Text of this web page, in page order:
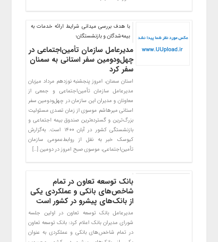
با هدف بررسی میدانی شرایط ارائه خدمات به
بیمه‌شدگان و بازنشستگان؛
مدیرعامل سازمان تأمین‌اجتماعی در
چهل‌و‌دومین سفر استانی به سمنان
سفر کرد
استان سمنان، امروز پنجشنبه نوزدهم مرداد میزبان
مدیرعامل سازمان تأمین‌اجتماعی و جمعی از
معاونان و مدیران این سازمان در چهل‌ودومین سفر
استانی میرهاشم موسوی از زمان تصدی مسئولیت
بزرگ‌ترین و گسترده‌ترین صندوق بیمه اجتماعی و
بازنشستگی کشور در آبان ۱۴۰۰ است. به‌گزارش
کیوسک خبر به نقل از روابط‌عمومی سازمان
تأمین‌اجتماعی، موسوی صبح امروز در دومین […]
بانک توسعه تعاون در تمام
شاخص‌های بانکی و عملکردی یکی
از بانک‌های پیشرو در کشور است
مدیرعامل بانک توسعه تعاون در اولین جلسه
شورای مدیران بانک اعلام کرد: بانک توسعه تعاون
در تمام شاخص‌های بانکی و عملکردی به عنوان